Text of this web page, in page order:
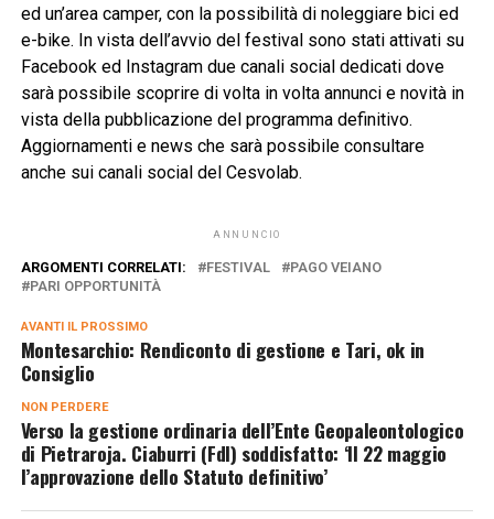
ed un’area camper, con la possibilità di noleggiare bici ed
e-bike. In vista dell’avvio del festival sono stati attivati su
Facebook ed Instagram due canali social dedicati dove
sarà possibile scoprire di volta in volta annunci e novità in
vista della pubblicazione del programma definitivo.
Aggiornamenti e news che sarà possibile consultare
anche sui canali social del Cesvolab.
ANNUNCIO
ARGOMENTI CORRELATI: FESTIVAL
PAGO VEIANO
PARI OPPORTUNITÀ
AVANTI IL ​​PROSSIMO
Montesarchio: Rendiconto di gestione e Tari, ok in
Consiglio
NON PERDERE
Verso la gestione ordinaria dell’Ente Geopaleontologico
di Pietraroja. Ciaburri (FdI) soddisfatto: ‘Il 22 maggio
l’approvazione dello Statuto definitivo’